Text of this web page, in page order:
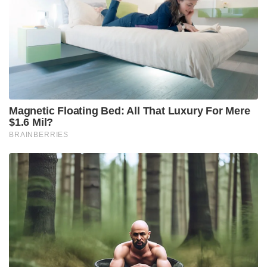
പിന്നീടിത് പതിവായി.
പെൺകുട്ടിയുടെ സ്വഭാവത്തിൽ അസ്വാഭാവികത
പ്രകടമായതിനെ തുടർന്ന് വീട്ടുകാർ ചികിത്സ
നൽകുകയായിരുന്നു. ഇതോടെയാണ് താൻ
കെണിയിൽ അകപ്പെട്ടതായി പെൺകുട്ടി
മനസിലാക്കിയത്. ഇതോടെ പോലീസിൽ
പരാതിപ്പെടുകയായിരുന്നു.
Tags: arrest